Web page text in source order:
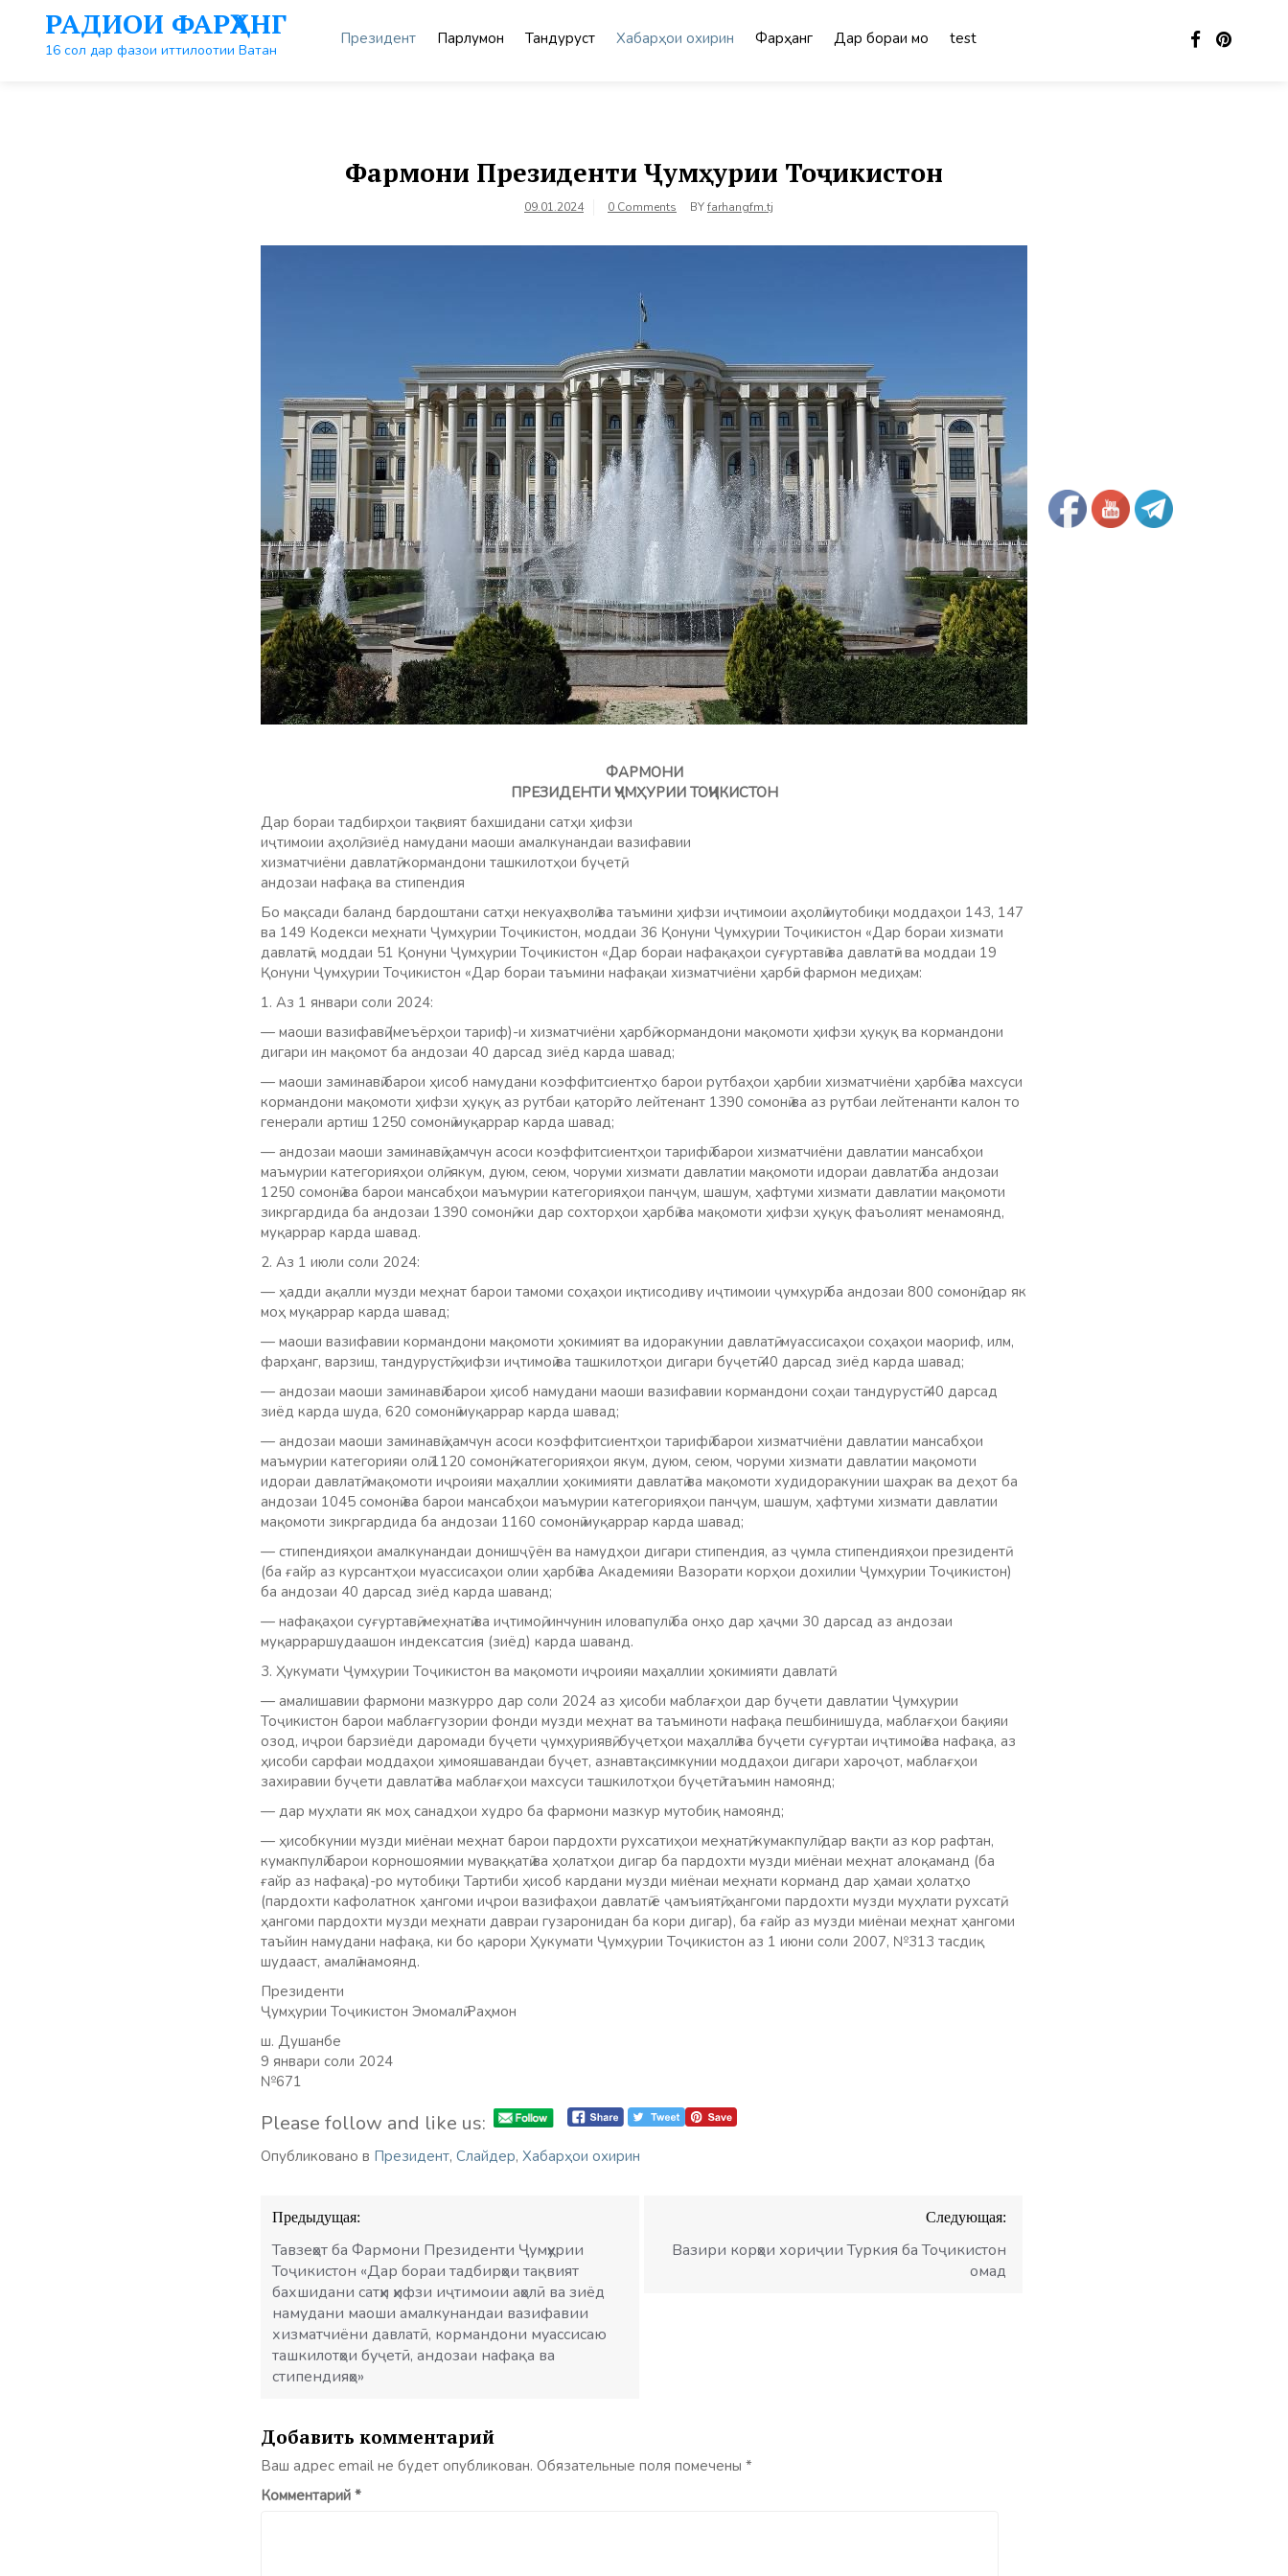
контенту
РАДИОИ ФАРҲАНГ
16 сол дар фазои иттилоотии Ватан
Президент Парлумон Тандурустӣ Хабарҳои охирин Фарҳанг Дар бораи мо test
Фармони Президенти Ҷумҳурии Тоҷикистон
09.01.2024 0 Comments BYfarhangfm.tj
ФАРМОНИ
ПРЕЗИДЕНТИ ҶУМҲУРИИ ТОҶИКИСТОН
Дар бораи тадбирҳои тақвият бахшидани сатҳи ҳифзи
иҷтимоии аҳолӣ, зиёд намудани маоши амалкунандаи вазифавии
хизматчиёни давлатӣ, кормандони ташкилотҳои буҷетӣ,
андозаи нафақа ва стипендия
Бо мақсади баланд бардоштани сатҳи некуаҳволӣ ва таъмини ҳифзи иҷтимоии аҳолӣ мутобиқи моддаҳои 143, 147
ва 149 Кодекси меҳнати Ҷумҳурии Тоҷикистон, моддаи 36 Қонуни Ҷумҳурии Тоҷикистон «Дар бораи хизмати
давлатӣ», моддаи 51 Қонуни Ҷумҳурии Тоҷикистон «Дар бораи нафақаҳои суғуртавӣ ва давлатӣ» ва моддаи 19
Қонуни Ҷумҳурии Тоҷикистон «Дар бораи таъмини нафақаи хизматчиёни ҳарбӣ» фармон медиҳам:
1. Аз 1 январи соли 2024:
— маоши вазифавӣ (меъёрҳои тариф)-и хизматчиёни ҳарбӣ, кормандони мақомоти ҳифзи ҳуқуқ ва кормандони
дигари ин мақомот ба андозаи 40 дарсад зиёд карда шавад;
— маоши заминавӣ барои ҳисоб намудани коэффитсиентҳо барои рутбаҳои ҳарбии хизматчиёни ҳарбӣ ва махсуси
кормандони мақомоти ҳифзи ҳуқуқ аз рутбаи қаторӣ то лейтенант 1390 сомонӣ ва аз рутбаи лейтенанти калон то
генерали артиш 1250 сомонӣ муқаррар карда шавад;
— андозаи маоши заминавӣ ҳамчун асоси коэффитсиентҳои тарифӣ барои хизматчиёни давлатии мансабҳои
маъмурии категорияҳои олӣ, якум, дуюм, сеюм, чоруми хизмати давлатии мақомоти идораи давлатӣ ба андозаи
1250 сомонӣ ва барои мансабҳои маъмурии категорияҳои панҷум, шашум, ҳафтуми хизмати давлатии мақомоти
зикргардида ба андозаи 1390 сомонӣ, ки дар сохторҳои ҳарбӣ ва мақомоти ҳифзи ҳуқуқ фаъолият менамоянд,
муқаррар карда шавад.
2. Аз 1 июли соли 2024:
— ҳадди ақалли музди меҳнат барои тамоми соҳаҳои иқтисодиву иҷтимоии ҷумҳурӣ ба андозаи 800 сомонӣ дар як
моҳ муқаррар карда шавад;
— маоши вазифавии кормандони мақомоти ҳокимият ва идоракунии давлатӣ, муассисаҳои соҳаҳои маориф, илм,
фарҳанг, варзиш, тандурустӣ, ҳифзи иҷтимоӣ ва ташкилотҳои дигари буҷетӣ 40 дарсад зиёд карда шавад;
— андозаи маоши заминавӣ барои ҳисоб намудани маоши вазифавии кормандони соҳаи тандурустӣ 40 дарсад
зиёд карда шуда, 620 сомонӣ муқаррар карда шавад;
— андозаи маоши заминавӣ ҳамчун асоси коэффитсиентҳои тарифӣ барои хизматчиёни давлатии мансабҳои
маъмурии категорияи олӣ 1120 сомонӣ, категорияҳои якум, дуюм, сеюм, чоруми хизмати давлатии мақомоти
идораи давлатӣ, мақомоти иҷроияи маҳаллии ҳокимияти давлатӣ ва мақомоти худидоракунии шаҳрак ва деҳот ба
андозаи 1045 сомонӣ ва барои мансабҳои маъмурии категорияҳои панҷум, шашум, ҳафтуми хизмати давлатии
мақомоти зикргардида ба андозаи 1160 сомонӣ муқаррар карда шавад;
— стипендияҳои амалкунандаи донишҷӯён ва намудҳои дигари стипендия, аз ҷумла стипендияҳои президентӣ
(ба ғайр аз курсантҳои муассисаҳои олии ҳарбӣ ва Академияи Вазорати корҳои дохилии Ҷумҳурии Тоҷикистон)
ба андозаи 40 дарсад зиёд карда шаванд;
— нафақаҳои суғуртавӣ, меҳнатӣ ва иҷтимоӣ, инчунин иловапулӣ ба онҳо дар ҳаҷми 30 дарсад аз андозаи
муқарраршудаашон индексатсия (зиёд) карда шаванд.
3. Ҳукумати Ҷумҳурии Тоҷикистон ва мақомоти иҷроияи маҳаллии ҳокимияти давлатӣ:
— амалишавии фармони мазкурро дар соли 2024 аз ҳисоби маблағҳои дар буҷети давлатии Ҷумҳурии
Тоҷикистон барои маблағгузории фонди музди меҳнат ва таъминоти нафақа пешбинишуда, маблағҳои бақияи
озод, иҷрои барзиёди даромади буҷети ҷумҳуриявӣ, буҷетҳои маҳаллӣ ва буҷети суғуртаи иҷтимоӣ ва нафақа, аз
ҳисоби сарфаи моддаҳои ҳимояшавандаи буҷет, азнавтақсимкунии моддаҳои дигари хароҷот, маблағҳои
захиравии буҷети давлатӣ ва маблағҳои махсуси ташкилотҳои буҷетӣ таъмин намоянд;
— дар муҳлати як моҳ санадҳои худро ба фармони мазкур мутобиқ намоянд;
— ҳисобкунии музди миёнаи меҳнат барои пардохти рухсатиҳои меҳнатӣ, кумакпулӣ дар вақти аз кор рафтан,
кумакпулӣ барои корношоямии муваққатӣ ва ҳолатҳои дигар ба пардохти музди миёнаи меҳнат алоқаманд (ба
ғайр аз нафақа)-ро мутобиқи Тартиби ҳисоб кардани музди миёнаи меҳнати корманд дар ҳамаи ҳолатҳо
(пардохти кафолатнок ҳангоми иҷрои вазифаҳои давлатӣ ё ҷамъиятӣ, ҳангоми пардохти музди муҳлати рухсатӣ,
ҳангоми пардохти музди меҳнати давраи гузаронидан ба кори дигар), ба ғайр аз музди миёнаи меҳнат ҳангоми
таъйин намудани нафақа, ки бо қарори Ҳукумати Ҷумҳурии Тоҷикистон аз 1 июни соли 2007, №313 тасдиқ
шудааст, амалӣ намоянд.
Президенти
Ҷумҳурии Тоҷикистон Эмомалӣ Раҳмон
ш. Душанбе
9 январи соли 2024
№671
Please follow and like us:
Опубликовано в Президент, Слайдер, Хабарҳои охирин
Навигация
по
записям
Предыдущая:
Тавзеҳот ба Фармони Президенти Ҷумҳурии
Тоҷикистон «Дар бораи тадбирҳои тақвият
бахшидани сатҳи ҳифзи иҷтимоии аҳолӣ ва зиёд
намудани маоши амалкунандаи вазифавии
хизматчиёни давлатӣ, кормандони муассисаю
ташкилотҳои буҷетӣ, андозаи нафақа ва
стипендияҳо»
Следующая:
Вазири корҳои хориҷии Туркия ба Тоҷикистон
омад
Добавить комментарий
Ваш адрес email не будет опубликован. Обязательные поля помечены *
Комментарий *